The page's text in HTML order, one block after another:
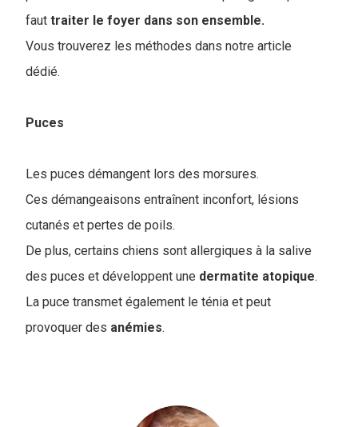
faut traiter le foyer dans son ensemble.
Vous trouverez les méthodes dans notre article
dédié.
Puces
Les puces démangent lors des morsures.
Ces démangeaisons entraînent inconfort, lésions
cutanés et pertes de poils.
De plus, certains chiens sont allergiques à la salive
des puces et développent une dermatite atopique.
La puce transmet également le ténia et peut
provoquer des anémies.